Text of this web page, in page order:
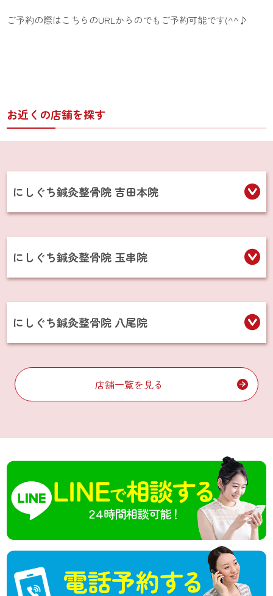
ご予約の際はこちらのURLからのでもご予約可能です(^^♪
お近くの店舗を探す
にしぐち鍼灸整骨院 吉田本院
にしぐち鍼灸整骨院 玉串院
にしぐち鍼灸整骨院 八尾院
店舗一覧を見る